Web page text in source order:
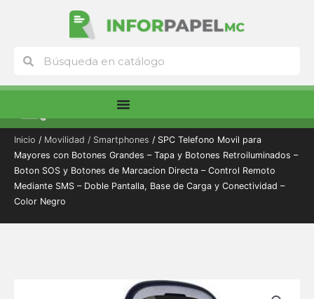
Buscar
Inicio / Movilidad / Smartphones / SPC Telefono Movil para
Mayores con Botones Grandes – Tapa y Botones Retroiluminados –
Boton SOS y Botones de Marcacion Directa – Control Remoto
Mediante SMS – Doble Pantalla, Base de Carga y Conectividad –
Color Negro